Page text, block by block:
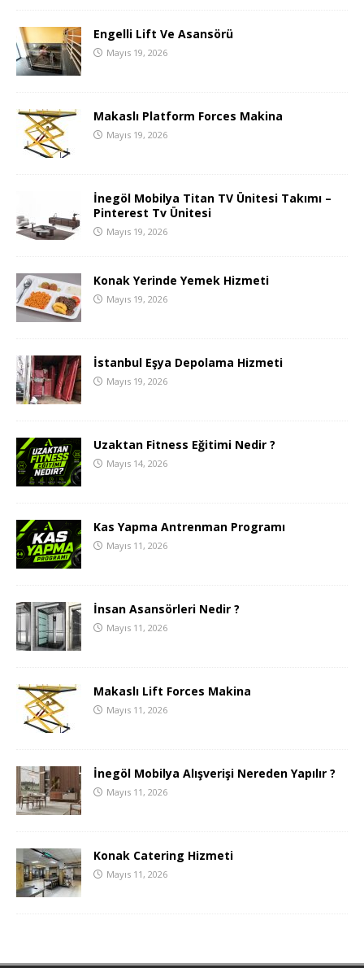
Engelli Lift Ve Asansörü
Mayıs 19, 2026
Makaslı Platform Forces Makina
Mayıs 19, 2026
İnegöl Mobilya Titan TV Ünitesi Takımı –
Pinterest Tv Ünitesi
Mayıs 19, 2026
Konak Yerinde Yemek Hizmeti
Mayıs 19, 2026
İstanbul Eşya Depolama Hizmeti
Mayıs 19, 2026
Uzaktan Fitness Eğitimi Nedir ?
Mayıs 14, 2026
Kas Yapma Antrenman Programı
Mayıs 11, 2026
İnsan Asansörleri Nedir ?
Mayıs 11, 2026
Makaslı Lift Forces Makina
Mayıs 11, 2026
İnegöl Mobilya Alışverişi Nereden Yapılır ?
Mayıs 11, 2026
Konak Catering Hizmeti
Mayıs 11, 2026